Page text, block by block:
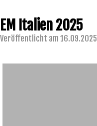
EM Italien 2025
Veröffentlicht am 16.09.2025